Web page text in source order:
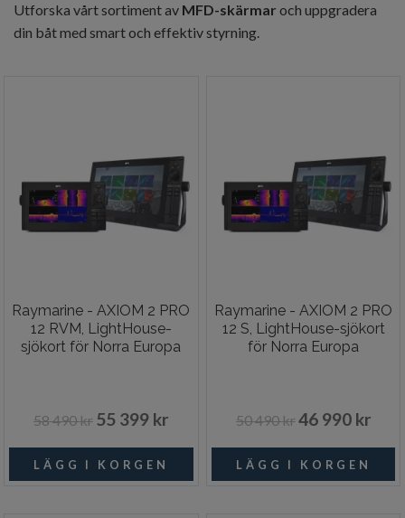
Utforska vårt sortiment av MFD-skärmar och uppgradera
din båt med smart och effektiv styrning.
Raymarine - AXIOM 2 PRO
12 RVM, LightHouse-
sjökort för Norra Europa
58 490 kr 55 399 kr
Raymarine - AXIOM 2 PRO
12 S, LightHouse-sjökort
för Norra Europa
50 490 kr46 990 kr